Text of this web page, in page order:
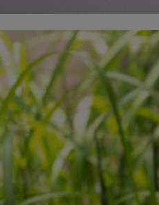
aikavälillä – siksi
lähestymistapa antaa meille
rajojen.
myynti- ja
voi löytää itselleen sopivan